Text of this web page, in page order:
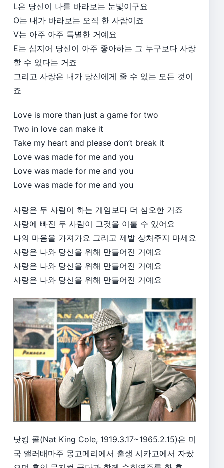
L은 당신이 나를 바라보는 눈빛이구요
O는 내가 바라보는 오직 한 사람이죠
V는 아주 아주 특별한 거예요
E는 심지어 당신이 아주 좋아하는 그 누구보다 사랑
할 수 있다는 거죠
그리고 사랑은 내가 당신에게 줄 수 있는 모든 것이
죠
Love is more than just a game for two
Two in love can make it
Take my heart and please don’t break it
Love was made for me and you
Love was made for me and you
Love was made for me and you
사랑은 두 사람이 하는 게임보다 더 심오한 거죠
사랑에 빠진 두 사람이 그것을 이룰 수 있어요
나의 마음을 가져가요 그리고 제발 상처주지 마세요
사랑은 나와 당신을 위해 만들어진 거예요
사랑은 나와 당신을 위해 만들어진 거예요
사랑은 나와 당신을 위해 만들어진 거예요
낫킹 콜(Nat King Cole, 1919.3.17~1965.2.15)은 미
국 앨러배마주 몽고메리에서 출생 시카고에서 자랐